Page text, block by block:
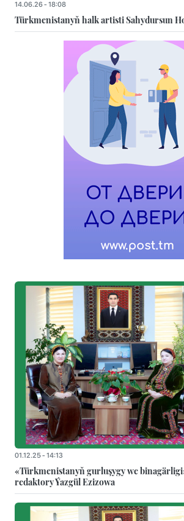
14.06.26 - 18:08
Türkmenistanyň halk artisti Sahydursun
01.12.25 - 14:13
«Türkmenistanyň gurluşygy we
redaktory Ýazgül Ezizowa